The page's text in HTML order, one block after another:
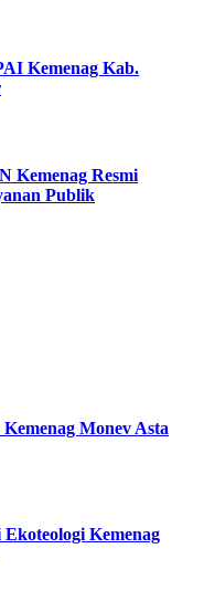
Kemenag Kab.
Kemenag Resmi
Publik
Monev Asta
Kemenag